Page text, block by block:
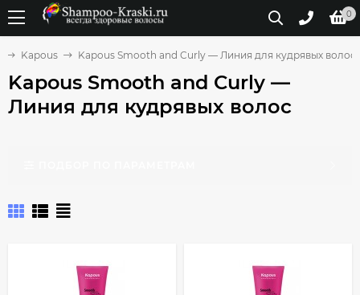
0
Kapous Kapous Smooth and Curly — Линия для кудрявых волос
Kapous Smooth and Curly —
Линия для кудрявых волос